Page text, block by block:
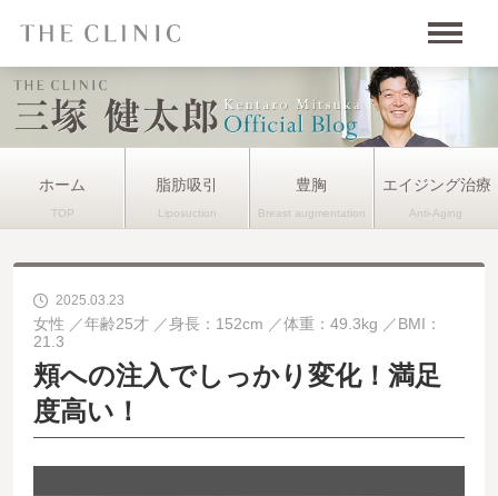
ホーム 脂肪吸引 豊胸 エイジング治療
2025.03.23
女性 年齢25才 身長：152cm 体重：49.3kg
BMI：
21.3
頬への注入でしっかり変化！満足
度高い！